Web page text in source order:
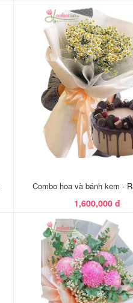
Combo hoa và bánh kem -
1,600,000 đ